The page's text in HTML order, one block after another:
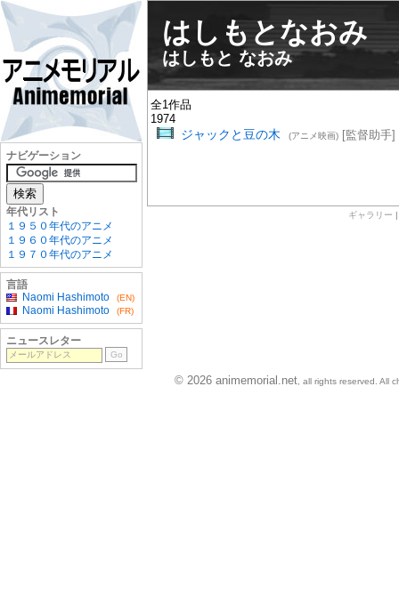
はしもとなおみ
はしもと なおみ
全1作品
1974
ジャックと豆の木 (アニメ映画)[監督助手]
ギャラリー
ナビゲーション
年代リスト
１９５０年代のアニメ
１９６０年代のアニメ
１９７０年代のアニメ
言語
Naomi Hashimoto
(EN)
Naomi Hashimoto (FR)
ニュースレター
© 2026 animemorial.net , all rights reserved. All